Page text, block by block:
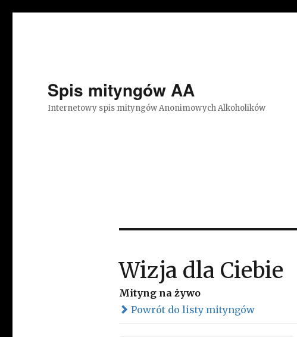
Spis mityngów AA
Internetowy spis mityngów Anonimowych Alkoholików
Wizja dla Ciebie
Mityng na żywo
Powrót do listy mityngów